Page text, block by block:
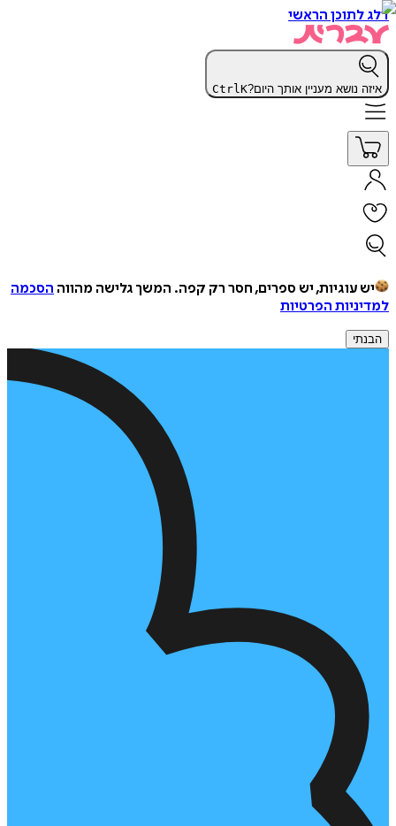
דלג לתוכן הראשי
איזה נושא מעניין אותך היום? CtrlK
יש עוגיות, יש ספרים, חסר רק קפה. המשך גלישה מהווה הסכמה
למדיניות הפרטיות
הבנתי